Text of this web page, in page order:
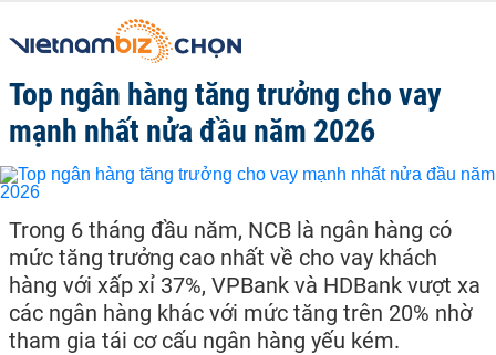
Top ngân hàng tăng trưởng cho vay
mạnh nhất nửa đầu năm 2026
Trong 6 tháng đầu năm, NCB là ngân hàng có
mức tăng trưởng cao nhất về cho vay khách
hàng với xấp xỉ 37%, VPBank và HDBank vượt xa
các ngân hàng khác với mức tăng trên 20% nhờ
tham gia tái cơ cấu ngân hàng yếu kém.